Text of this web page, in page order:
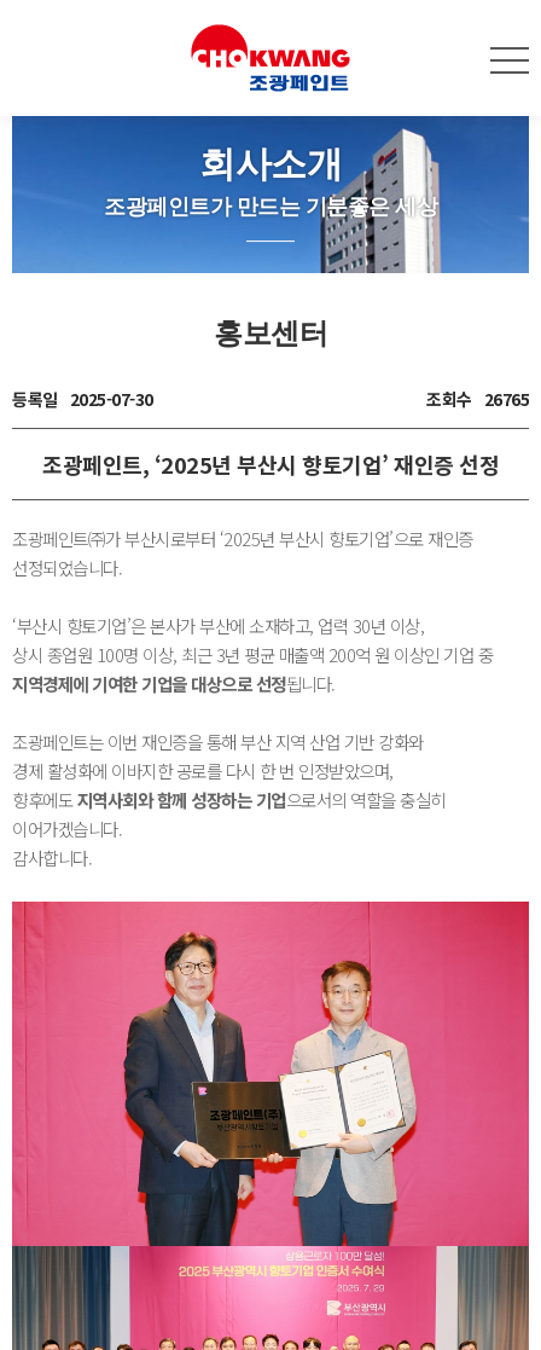
회사소개
조광페인트가 만드는 기분좋은 세상
홍보센터
등록일 2025-07-30 조회수 26765
조광페인트, ‘2025년 부산시 향토기업’ 재인증 선정
조광페인트㈜가 부산시로부터 ‘2025년 부산시 향토기업’으로 재인증
선정되었습니다.
‘부산시 향토기업’은 본사가 부산에 소재하고, 업력 30년 이상,
상시 종업원 100명 이상, 최근 3년 평균 매출액 200억 원 이상인 기업 중
지역경제에 기여한 기업을 대상으로 선정됩니다.
조광페인트는 이번 재인증을 통해 부산 지역 산업 기반 강화와
경제 활성화에 이바지한 공로를 다시 한 번 인정받았으며,
향후에도지역사회와 함께 성장하는 기업으로서의 역할을 충실히
이어가겠습니다.
감사합니다.